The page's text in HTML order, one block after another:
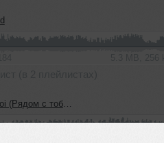
(Рядом с тобой)